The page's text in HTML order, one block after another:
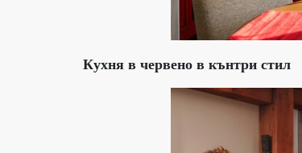
Кухня в червено в кънтри стил